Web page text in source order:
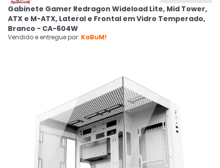
Cupons
Mais Vendidos
CADASTRE-SE
Gabinete Gamer Redragon Wideload Lite, Mid Tower,
ATX e M-ATX, Lateral e Frontal em Vidro Temperado,
Branco - CA-604W
Vendido e entregue por: KaBuM!